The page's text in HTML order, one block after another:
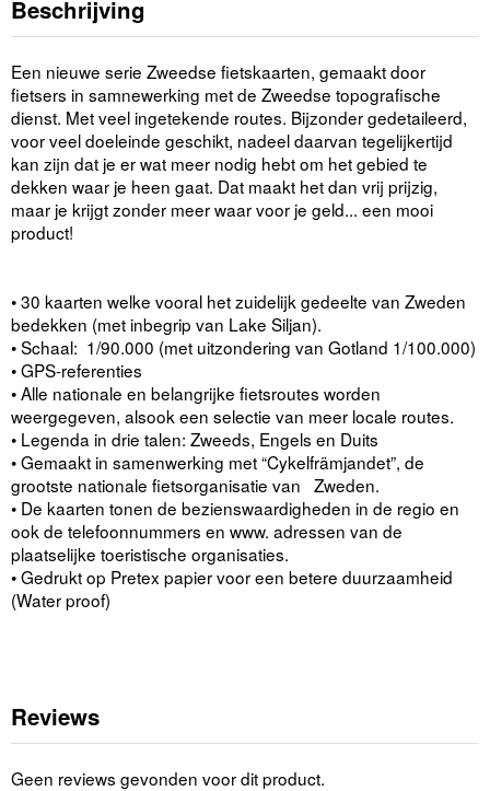
Beschrijving
Een nieuwe serie Zweedse fietskaarten, gemaakt door
fietsers in samnewerking met de Zweedse topografische
dienst. Met veel ingetekende routes. Bijzonder gedetaileerd,
voor veel doeleinde geschikt, nadeel daarvan tegelijkertijd
kan zijn dat je er wat meer nodig hebt om het gebied te
dekken waar je heen gaat. Dat maakt het dan vrij prijzig,
maar je krijgt zonder meer waar voor je geld... een mooi
product!
• 30 kaarten welke vooral het zuidelijk gedeelte van Zweden
bedekken (met inbegrip van Lake Siljan).
• Schaal: 1/90.000 (met uitzondering van Gotland 1/100.000)
• GPS-referenties
• Alle nationale en belangrijke fietsroutes worden
weergegeven, alsook een selectie van meer locale routes.
• Legenda in drie talen: Zweeds, Engels en Duits
• Gemaakt in samenwerking met “Cykelfrämjandet”, de
grootste nationale fietsorganisatie van Zweden.
• De kaarten tonen de bezienswaardigheden in de regio en
ook de telefoonnummers en www. adressen van de
plaatselijke toeristische organisaties.
• Gedrukt op Pretex papier voor een betere duurzaamheid
(Water proof)
Reviews
Geen reviews gevonden voor dit product.